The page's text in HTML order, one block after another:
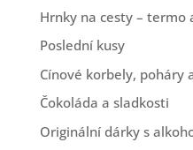
Hrnky na cesty – termo
Poslední kusy
Cínové korbely, poháry
Čokoláda a sladkosti
Originální dárky s